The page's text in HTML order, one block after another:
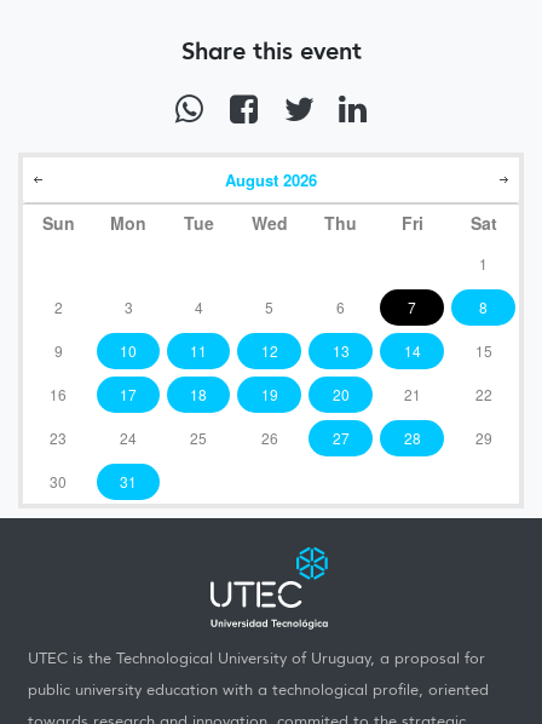
August 2026
Sun Mon Tue Wed Thu Fri Sat
1
2 3 4 5 6 7 8
9 10 11 12 13 14 15
16 17 18 19 20 21 22
23 24 25 26 27 28 29
30 31
Share this event
UTEC is the Technological University of Uruguay, a proposal for
public university education with a technological profile, oriented